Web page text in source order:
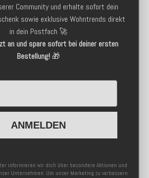
Community und erhalte sofort dein
sowie exklusive Wohntrends direkt
in dein Postfach 🚀
an und spare sofort bei deiner ersten
Bestellung!🎁
ANMELDEN
informieren wir dich über besondere Aktionen und
Unternehmen. Um unser Marketing zu verbessern